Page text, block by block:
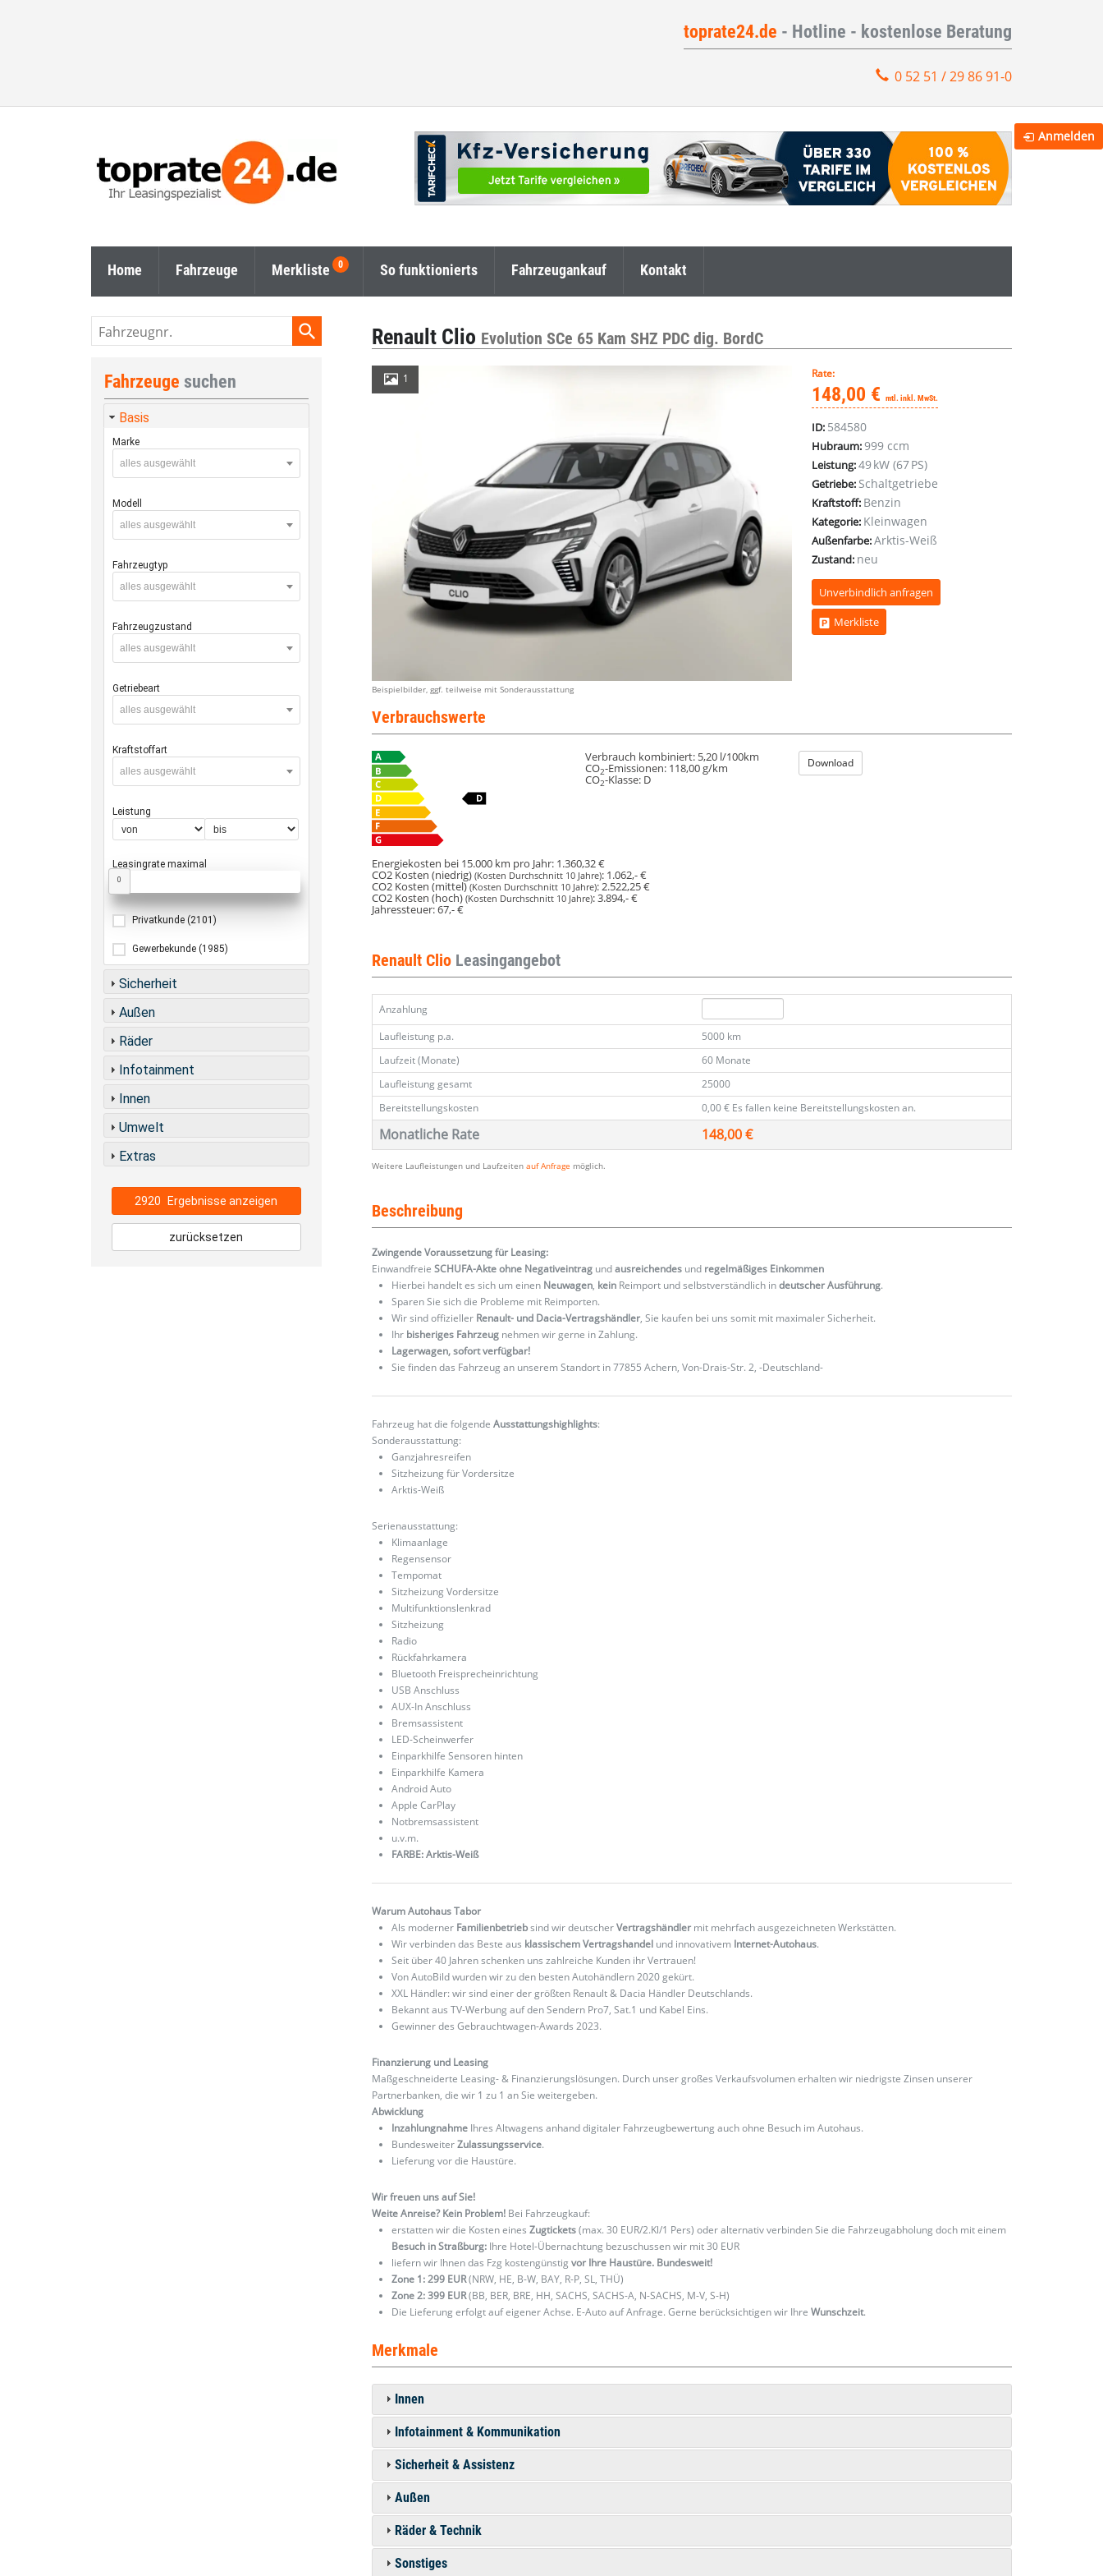
toprate24.de - Hotline - kostenlose Beratung
0 52 51 / 29 86 91-0
Home Fahrzeuge Merkliste So funktionierts Fahrzeugankauf Kontakt
Renault Clio Evolution SCe 65 Kam SHZ PDC dig. BordC
1
Beispielbilder, ggf. teilweise mit Sonderausstattung
Rate:
148,00 € mtl. inkl. MwSt.
ID: 584580
Hubraum:999 ccm
Leistung:49 kW (67 PS)
Getriebe: Schaltgetriebe
Kraftstoff: Benzin
Kategorie: Kleinwagen
Außenfarbe:Arktis-Weiß
Zustand: neu
Unverbindlich anfragen
Merkliste
Verbrauchswerte
Verbrauch kombiniert: 5,20 l/100km
CO2-Emissionen: 118,00 g/km
CO2-Klasse: D
Download
Energiekosten bei 15.000 km pro Jahr: 1.360,32 €
CO2 Kosten (niedrig)(Kosten Durchschnitt 10 Jahre): 1.062,- €
CO2 Kosten (mittel)(Kosten Durchschnitt 10 Jahre):2.522,25 €
CO2 Kosten (hoch)(Kosten Durchschnitt 10 Jahre):3.894,- €
Jahressteuer:67,- €
Renault Clio Leasingangebot
Anzahlung
Laufleistung p.a.
5000 km
Laufzeit (Monate)
60 Monate
Laufleistung gesamt
25000
Bereitstellungskosten
0,00 € Es fallen keine Bereitstellungskosten an.
Monatliche Rate 148,00 €
Weitere Laufleistungen und Laufzeitenauf Anfrage möglich.
Beschreibung
Zwingende Voraussetzung für Leasing:
EinwandfreieSCHUFA-Akte ohne Negativeintrag undausreichendes und regelmäßiges Einkommen
Hierbei handelt es sich um einen Neuwagen, kein Reimport und selbstverständlich indeutscher Ausführung.
Sparen Sie sich die Probleme mit Reimporten.
Wir sind offizieller Renault- und Dacia-Vertragshändler, Sie kaufen bei uns somit mit maximaler Sicherheit.
Ihr bisheriges Fahrzeug nehmen wir gerne in Zahlung.
Lagerwagen, sofort verfügbar!
Sie finden das Fahrzeug an unserem Standort in 77855 Achern, Von-Drais-Str. 2, -Deutschland-
Fahrzeug hat die folgendeAusstattungshighlights:
Sonderausstattung:
Ganzjahresreifen
Sitzheizung für Vordersitze
Arktis-Weiß
Serienausstattung:
Klimaanlage
Regensensor
Tempomat
Sitzheizung Vordersitze
Multifunktionslenkrad
Sitzheizung
Radio
Rückfahrkamera
Bluetooth Freisprecheinrichtung
USB Anschluss
AUX-In Anschluss
Bremsassistent
LED-Scheinwerfer
Einparkhilfe Sensoren hinten
Einparkhilfe Kamera
Android Auto
Apple CarPlay
Notbremsassistent
u.v.m.
FARBE: Arktis-Weiß
Warum Autohaus Tabor
Als moderner Familienbetriebsind wir deutscherVertragshändler mit mehrfach ausgezeichneten Werkstätten.
Wir verbinden das Beste aus klassischem Vertragshandel und innovativem Internet-Autohaus.
Seit über 40 Jahren schenken uns zahlreiche Kunden ihr Vertrauen!
Von AutoBild wurden wir zu den besten Autohändlern 2020 gekürt.
XXL Händler: wir sind einer der größten Renault & Dacia Händler Deutschlands.
Bekannt aus TV-Werbung auf den Sendern Pro7, Sat.1 und Kabel Eins.
Gewinner des Gebrauchtwagen-Awards 2023.
Finanzierung und Leasing
Maßgeschneiderte Leasing- & Finanzierungslösungen. Durch unser großes Verkaufsvolumen erhalten wir niedrigste Zinsen unserer
Partnerbanken, die wir 1 zu 1 an Sie weitergeben.
Abwicklung
Inzahlungnahme Ihres Altwagens anhand digitaler Fahrzeugbewertung auch ohne Besuch im Autohaus.
BundesweiterZulassungsservice.
Lieferung vor die Haustüre.
Wir freuen uns auf Sie!
Weite Anreise? Kein Problem! Bei Fahrzeugkauf:
erstatten wir die Kosten einesZugtickets(max. 30 EUR/2.Kl/1 Pers) oder alternativ verbinden Sie die Fahrzeugabholung doch mit einem
Besuch in Straßburg: Ihre Hotel-Übernachtung bezuschussen wir mit 30 EUR
liefern wir Ihnen das Fzg kostengünstigvor Ihre Haustüre. Bundesweit!
Zone 1: 299 EUR(NRW, HE, B-W, BAY, R-P, SL, THÜ)
Zone 2: 399 EUR(BB, BER, BRE, HH, SACHS, SACHS-A, N-SACHS, M-V, S-H)
Die Lieferung erfolgt auf eigener Achse. E-Auto auf Anfrage. Gerne berücksichtigen wir IhreWunschzeit.
Merkmale
Innen
Infotainment & Kommunikation
Sicherheit & Assistenz
Außen
Räder & Technik
Sonstiges
Fahrzeugnr.
Fahrzeuge suchen
Basis
Marke
alles ausgewählt
Modell
alles ausgewählt
Fahrzeugtyp
alles ausgewählt
Fahrzeugzustand
alles ausgewählt
Getriebeart
alles ausgewählt
Kraftstoffart
alles ausgewählt
Leistung
Leasingrate maximal
0
Privatkunde (2101)
Gewerbekunde (1985)
Sicherheit
Außen
Räder
Infotainment
Innen
Umwelt
Extras
2920 Ergebnisse anzeigen
zurücksetzen
Anmelden